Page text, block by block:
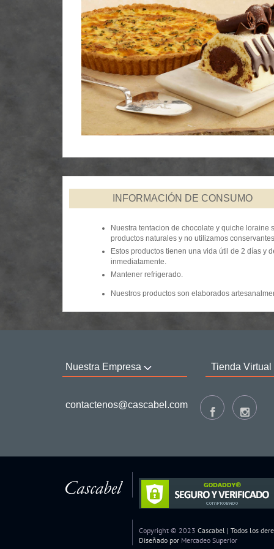
INFORMACIÓN DE CONSUMO
Nuestra tentacion de chocolate y quiche loraine
productos naturales y no utilizamos
Estos productos tienen una vida útil de 2 días y
inmediatamente.
Mantener refrigerado.
Nuestros productos son elaborados
Nuestra Empresa Tienda Virtual
contactenos@cascabel.com
Copyright © 2023 Cascabel | Todos los
Diseñado por Mercadeo Superior